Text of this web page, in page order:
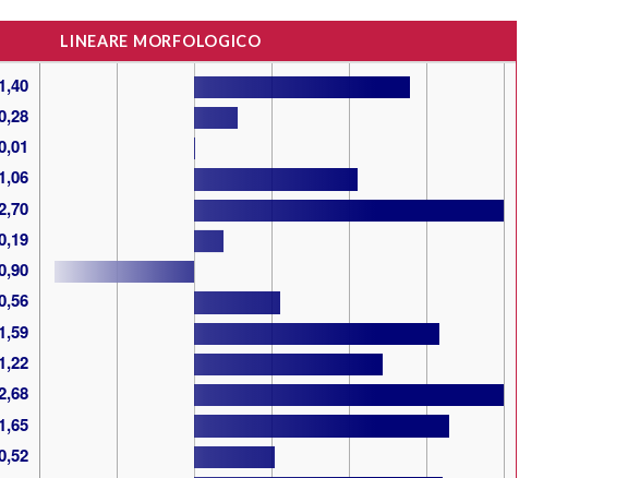
LINEARE MORFOLOGICO